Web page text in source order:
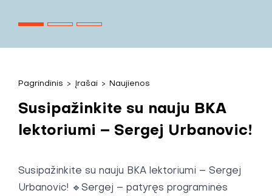
Pagrindinis > Įrašai > Naujienos
Susipažinkite su nauju BKA
lektoriumi – Sergej Urbanovic!
Susipažinkite su nauju BKA lektoriumi – Sergej
Urbanovic! 🔹Sergej – patyręs programinės